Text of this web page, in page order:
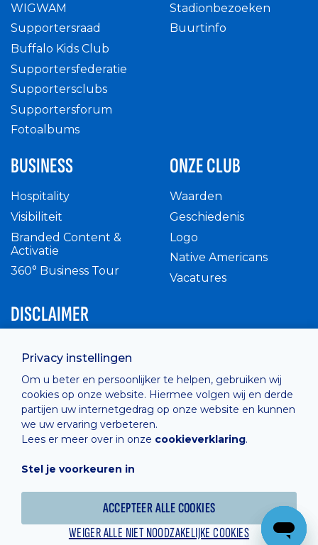
Privacy instellingen
Om u beter en persoonlijker te helpen, gebruiken wij
cookies op onze website. Hiermee volgen wij en derde
partijen uw internetgedrag op onze website en kunnen
we uw ervaring verbeteren.
Lees er meer over in onze cookieverklaring.
Stel je voorkeuren in
ACCEPTEER ALLE COOKIES
WEIGER ALLE NIET NOODZAKELIJKE COOKIES
WIGWAM
Supportersraad
Buffalo Kids Club
Supportersfederatie
Supportersclubs
Supportersforum
Fotoalbums
Stadionbezoeken
Buurtinfo
BUSINESS
Hospitality
Visibiliteit
Branded Content &
Activatie
360° Business Tour
ONZE CLUB
Waarden
Geschiedenis
Logo
Native Americans
Vacatures
DISCLAIMER
Privacy Policy
Cashless
verkoopsvoorwaarden
Cookie Policy
Hosted by Combell
Powered online by